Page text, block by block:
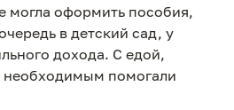
могла оформить пособия,
в детский сад, у
дохода. С едой,
помогали